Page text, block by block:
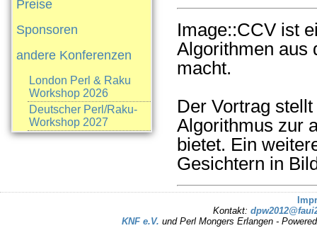
Preise
Sponsoren
andere Konferenzen
London Perl & Raku
Workshop 2026
Deutscher Perl/Raku-
Workshop 2027
Image::CCV ist
Algorithmen aus
macht.
Der Vortrag
Algorithmus zur
bietet. Ein
Gesichtern in
Kontakt:
KNF e.V. und Perl Mongers Erlangen -